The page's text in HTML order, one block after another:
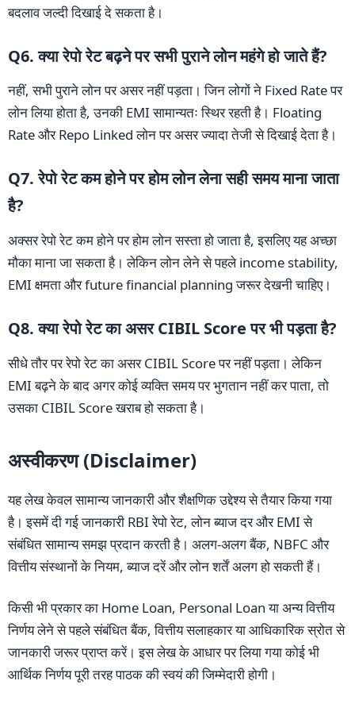
बदलाव जल्दी दिखाई दे सकता है।
Q6. क्या रेपो रेट बढ़ने पर सभी पुराने लोन महंगे हो जाते हैं?
नहीं, सभी पुराने लोन पर असर नहीं पड़ता। जिन लोगों ने Fixed Rate पर
लोन लिया होता है, उनकी EMI सामान्यतः स्थिर रहती है। Floating
Rate और Repo Linked लोन पर असर ज्यादा तेजी से दिखाई देता है।
Q7. रेपो रेट कम होने पर होम लोन लेना सही समय माना जाता
है?
अक्सर रेपो रेट कम होने पर होम लोन सस्ता हो जाता है, इसलिए यह अच्छा
मौका माना जा सकता है। लेकिन लोन लेने से पहले income stability,
EMI क्षमता और future financial planning जरूर देखनी चाहिए।
Q8. क्या रेपो रेट का असर CIBIL Score पर भी पड़ता है?
सीधे तौर पर रेपो रेट का असर CIBIL Score पर नहीं पड़ता। लेकिन
EMI बढ़ने के बाद अगर कोई व्यक्ति समय पर भुगतान नहीं कर पाता, तो
उसका CIBIL Score खराब हो सकता है।
अस्वीकरण (Disclaimer)
यह लेख केवल सामान्य जानकारी और शैक्षणिक उद्देश्य से तैयार किया गया
है। इसमें दी गई जानकारी RBI रेपो रेट, लोन ब्याज दर और EMI से
संबंधित सामान्य समझ प्रदान करती है। अलग-अलग बैंक, NBFC और
वित्तीय संस्थानों के नियम, ब्याज दरें और लोन शर्तें अलग हो सकती हैं।
किसी भी प्रकार का Home Loan, Personal Loan या अन्य वित्तीय
निर्णय लेने से पहले संबंधित बैंक, वित्तीय सलाहकार या आधिकारिक स्रोत से
जानकारी जरूर प्राप्त करें। इस लेख के आधार पर लिया गया कोई भी
आर्थिक निर्णय पूरी तरह पाठक की स्वयं की जिम्मेदारी होगी।